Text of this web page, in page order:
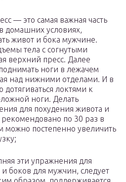
— это самая важная часть
домашних условиях,
живот и бока мужчине.
тела с согнутыми
верхний пресс. Далее
ноги в лежачем
над нижними отделами. И в
локтями к
ноги. Делать
для похудения живота и
по 30 раз в
можно постепенно увеличить
эти упражнения для
боков для мужчин, следует